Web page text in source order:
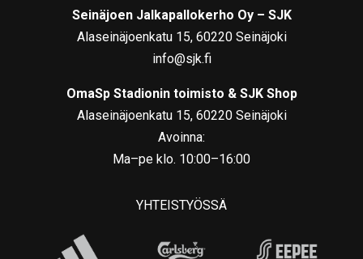
Seinäjoen Jalkapallokerho Oy – SJK
Alaseinäjoenkatu 15, 60220 Seinäjoki
info@sjk.fi
OmaSp Stadionin toimisto & SJK Shop
Alaseinäjoenkatu 15, 60220 Seinäjoki
Avoinna:
Ma–pe klo. 10:00–16:00
YHTEISTYÖSSÄ